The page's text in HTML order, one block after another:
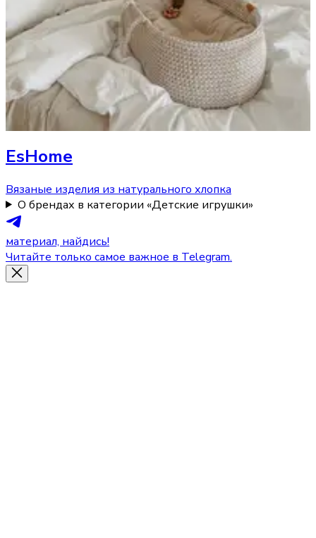
EsHome
Вязаные изделия из натурального хлопка
О брендах в категории «Детские игрушки»
материал, найдись!
Читайте только самое важное в Telegram.